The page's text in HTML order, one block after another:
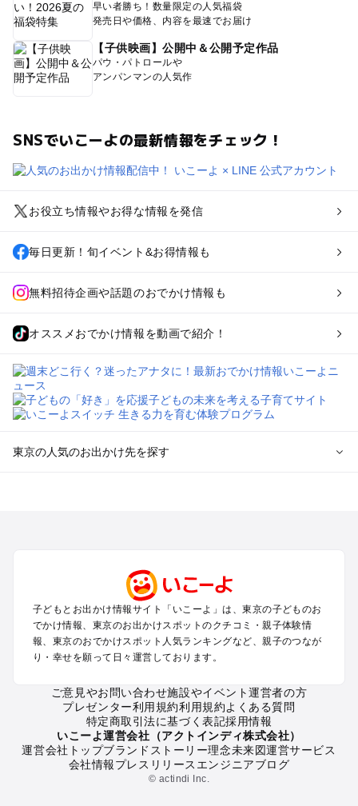
早い者勝ち！数量限定の人気福袋
発売日や価格、内容を最速でお届け
【子供映画】公開中＆公開予定作品
パウ・パトロールや
アンパンマンの人気作
SNSでいこーよの最新情報をチェック！
お役立ち情報やお得な情報を発信
毎日更新！旬イベント&お得情報も
無料招待企画や話題のおでかけ情報も
オススメおでかけ情報を動画で紹介！
東京の人気のお出かけ先を探す
町田・相模原・愛川・上野原のプールお出かけ
渋谷・原宿・恵比寿・中目黒・自由が丘のプールお出かけ
池袋・赤羽・王子・巣鴨・目白・石神井のプールお出かけ
新宿・高田馬場・代々木・千駄ヶ谷のプールお出かけ
銀座・丸の内・日本橋・有楽町・築地・月島のプールお出かけ
小金井・小平・西東京・東村山・東久留米のプールお出かけ
府中・調布・狛江のプールお出かけ
青梅・奥多摩のプールお出かけ
蒲田・大森・羽田周辺のプールお出かけ
葛西・新木場・亀戸・亀有・柴又のプールお出かけ
北千住・日暮里・荒川のプールお出かけ
子どもとお出かけ情報サイト「いこーよ」は、東京の子どものお
でかけ情報、東京のお出かけスポットのクチコミ・親子体験情
報、東京のおでかけスポット人気ランキングなど、親子のつなが
り・幸せを願って日々運営しております。
ご意見やお問い合わせ施設やイベント運営者の方
プレゼンター利用規約利用規約よくある質問
特定商取引法に基づく表記採用情報
いこーよ運営会社（アクトインディ株式会社）
運営会社トップブランドストーリー理念未来図運営サービス
会社情報プレスリリース エンジニアブログ
© actindi Inc.